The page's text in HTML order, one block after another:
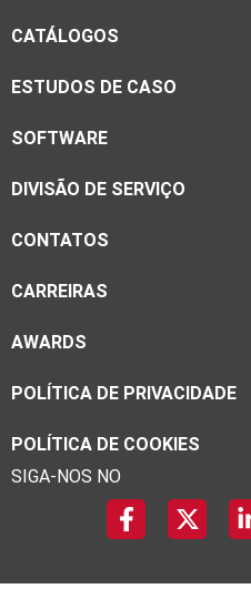
CATÁLOGOS
ESTUDOS DE CASO
SOFTWARE
DIVISÃO DE SERVIÇO
CONTATOS
CARREIRAS
AWARDS
POLÍTICA DE PRIVACIDADE
POLÍTICA DE COOKIES
SIGA-NOS NO